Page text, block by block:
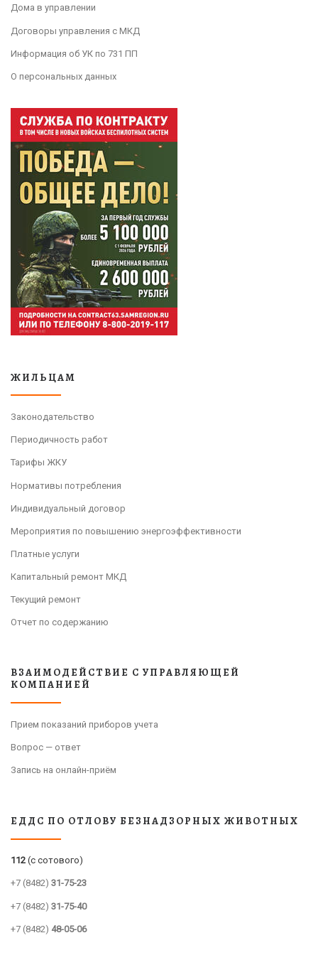
Дома в управлении
Договоры управления с МКД
Информация об УК по 731 ПП
О персональных данных
ЖИЛЬЦАМ
Законодательство
Периодичность работ
Тарифы ЖКУ
Нормативы потребления
Индивидуальный договор
Мероприятия по повышению энергоэффективности
Платные услуги
Капитальный ремонт МКД
Текущий ремонт
Отчет по содержанию
ВЗАИМОДЕЙСТВИЕ С УПРАВЛЯЮЩЕЙ
КОМПАНИЕЙ
Прием показаний приборов учета
Вопрос — ответ
Запись на онлайн-приём
ЕДДС ПО ОТЛОВУ БЕЗНАДЗОРНЫХ ЖИВОТНЫХ
112 (с сотового)
+7 (8482) 31-75-23
+7 (8482) 31-75-40
+7 (8482) 48-05-06